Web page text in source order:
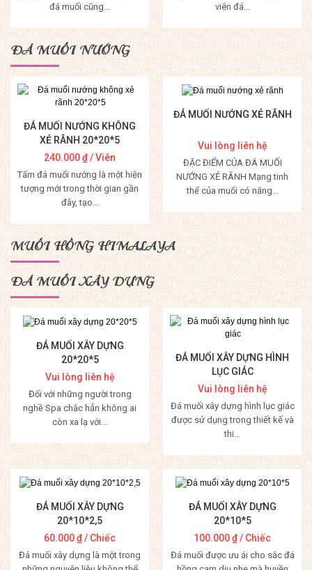
đá muối cũng...
Mua Hàng
viên đá...
Mua Hàng
ĐÁ MUỐI NƯỚNG
ĐÁ MUỐI NƯỚNG KHÔNG
XẺ RÃNH 20*20*5
240.000₫/ Viên
Tấm đá muối nướng là một hiện
tượng mới trong thời gian gần
đây, tạo...
Mua Hàng
ĐÁ MUỐI NƯỚNG XẺ RÃNH
Vui lòng liên hệ
ĐẶC ĐIỂM CỦA ĐÁ MUỐI
NƯỚNG XẺ RÃNH Mạng tinh
thể của muối có năng...
Mua Hàng
MUỐI HỒNG HIMALAYA
ĐÁ MUỐI XÂY DỰNG
ĐÁ MUỐI XÂY DỰNG
20*20*5
Vui lòng liên hệ
Đối với những người trong
nghề Spa chắc hẳn không ai
còn xa lạ với...
Mua Hàng
ĐÁ MUỐI XÂY DỰNG HÌNH
LỤC GIÁC
Vui lòng liên hệ
Đá muối xây dựng hình lục giác
được sử dụng trong thiết kế và
thi...
Mua Hàng
ĐÁ MUỐI XÂY DỰNG
20*10*2,5
60.000₫/ Chiếc
Đá muối xây dựng là một trong
ĐÁ MUỐI XÂY DỰNG
20*10*5
100.000₫/ Chiếc
Đá muối được ưu ái cho sắc đá